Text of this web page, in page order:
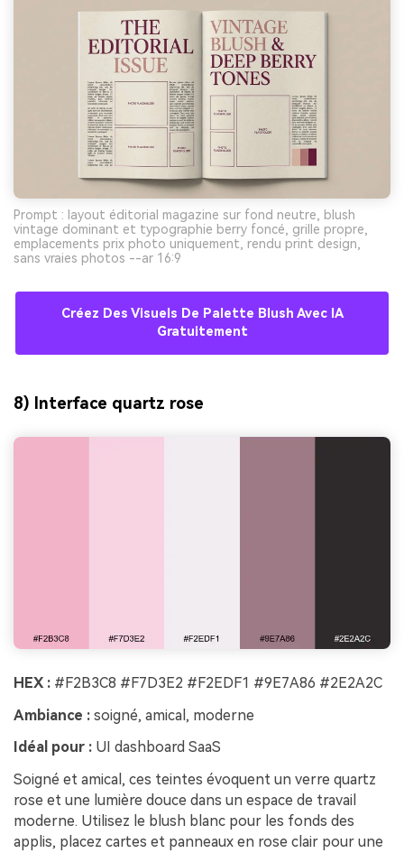
Prompt : layout éditorial magazine sur fond neutre, blush
vintage dominant et typographie berry foncé, grille propre,
emplacements prix photo uniquement, rendu print design,
sans vraies photos --ar 16:9
Créez Des Visuels De Palette Blush Avec IA
Gratuitement
8) Interface quartz rose
HEX : #F2B3C8 #F7D3E2 #F2EDF1 #9E7A86 #2E2A2C
Ambiance : soigné, amical, moderne
Idéal pour : UI dashboard SaaS
Soigné et amical, ces teintes évoquent un verre quartz
rose et une lumière douce dans un espace de travail
moderne. Utilisez le blush blanc pour les fonds des
applis, placez cartes et panneaux en rose clair pour une